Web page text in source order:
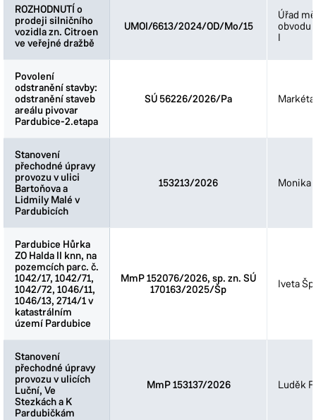
ROZHODNUTÍ o
prodeji silničního
vozidla zn. Citroen
ve veřejné dražbě
UMOI/6613/2024/OD/Mo/15
Úřad
obvodu
I
Povolení
odstranění stavby:
odstranění staveb
areálu pivovar
Pardubice-2.etapa
SÚ 56226/2026/Pa
Stanovení
přechodné úpravy
provozu v ulici
Bartoňova a
Lidmily Malé v
Pardubicích
153213/2026 Monika
Pardubice Hůrka
ZO Halda II knn, na
pozemcích parc. č.
1042/17, 1042/71,
1042/72, 1046/11,
1046/13, 2714/1 v
katastrálním
území Pardubice
MmP 152076/2026, sp. zn. SÚ
170163/2025/Šp
Iveta
Stanovení
přechodné úpravy
provozu v ulicích
Luční, Ve
Stezkách a K
Pardubičkám
MmP 153137/2026 Luděk
ROZHODNUTÍ o
prodeji silničního
vozidla zn. Citroen
ve veřejné dražbě
Povolení
odstranění stavby:
odstranění staveb
areálu pivovar
Pardubice-2.etapa
Stanovení
přechodné úpravy
provozu v ulici
Bartoňova a
Lidmily Malé v
Pardubicích
Pardubice Hůrka
ZO Halda II knn, na
pozemcích parc. č.
1042/17, 1042/71,
1042/72, 1046/11,
1046/13, 2714/1 v
katastrálním
území Pardubice
Stanovení
přechodné úpravy
provozu v ulicích
Luční, Ve
Stezkách a K
Pardubičkám